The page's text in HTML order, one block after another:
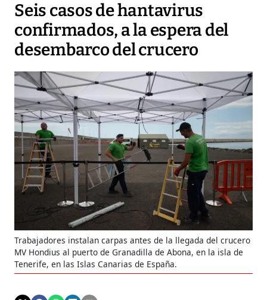
Seis casos de hantavirus
confirmados, a la espera del
desembarco del crucero
Trabajadores instalan carpas antes de la llegada del crucero
MV Hondius al puerto de Granadilla de Abona, en la isla de
Tenerife, en las Islas Canarias de España.